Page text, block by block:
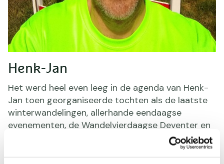
Henk-Jan
Het werd heel even leeg in de agenda van Henk-
Jan toen georganiseerde tochten als de laatste
winterwandelingen, allerhande eendaagse
evenementen, de Wandelvierdaagse Deventer en
de ene na de andere Kennedymars werd
geannuleerd. Henk-Jan werkt sinds 13 maart